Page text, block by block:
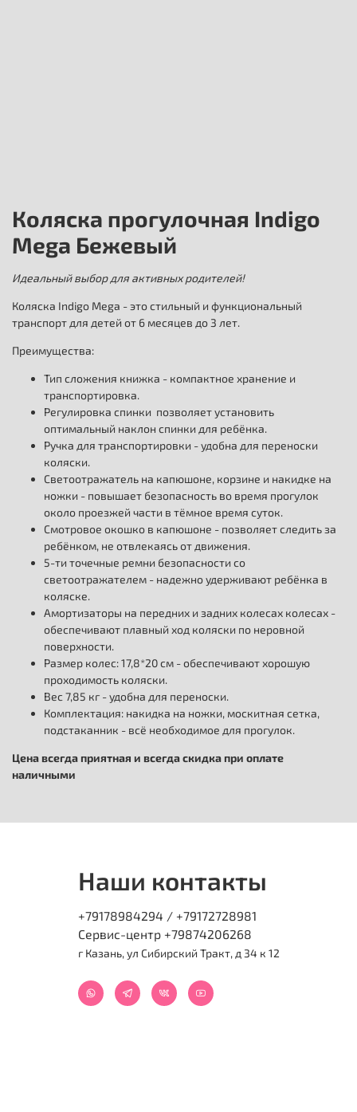
Коляска прогулочная Indigo
Mega Бежевый
Идеальный выбор для активных родителей!
Коляска Indigo Mega - это стильный и функциональный
транспорт для детей от 6 месяцев до 3 лет.
Преимущества:
Тип сложения книжка - компактное хранение и
транспортировка.
Регулировка спинки позволяет установить
оптимальный наклон спинки для ребёнка.
Ручка для транспортировки - удобна для переноски
коляски.
Светоотражатель на капюшоне, корзине и накидке на
ножки - повышает безопасность во время прогулок
около проезжей части в тёмное время суток.
Смотровое окошко в капюшоне - позволяет следить за
ребёнком, не отвлекаясь от движения.
5-ти точечные ремни безопасности со
светоотражателем - надежно удерживают ребёнка в
коляске.
Амортизаторы на передних и задних колесах колесах -
обеспечивают плавный ход коляски по неровной
поверхности.
Размер колес: 17,8*20 см - обеспечивают хорошую
проходимость коляски.
Вес 7,85 кг - удобна для переноски.
Комплектация: накидка на ножки, москитная сетка,
подстаканник - всё необходимое для прогулок.
Цена всегда приятная и всегда скидка при оплате
наличными
Наши контакты
+79178984294 / +79172728981
Сервис-центр +79874206268
г Казань, ул Сибирский Тракт, д 34 к 12